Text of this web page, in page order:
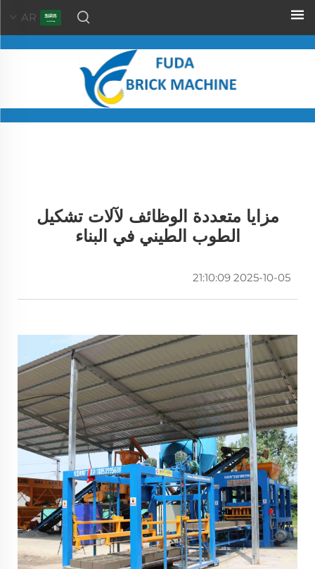
AR
مزايا متعددة الوظائف لآلات تشكيل
الطوب الطيني في البناء
2025-10-05 21:10:09